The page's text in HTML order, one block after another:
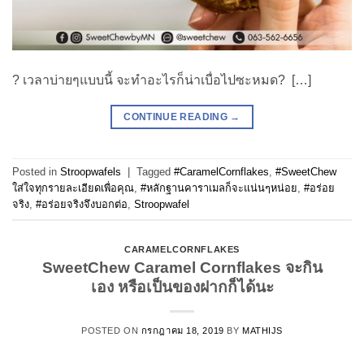
? เวลาบ่ายๆแบบนี้ จะทำอะไรก็น่าเบื่อไปซะหมด? […]
CONTINUE READING →
Posted in Stroopwafels Tagged #CaramelCornflakes #SweetChew
ใส่ใจทุกรายละเอียดเพื่อคุณ #หลักฐานคาราเมลก็จะแน่นๆหน่อย #อร่อย
จริง #อร่อยจริงจึงบอกต่อ Stroopwafel
CARAMELCORNFLAKES
SweetChew Caramel Cornflakes จะกิน
เอง หรือเป็นของฝากก็ได้นะ
POSTED ON กรกฎาคม 18, 2019 BY MATHIJS